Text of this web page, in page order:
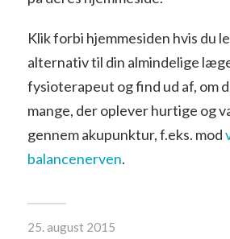
Klik forbi hjemmesiden hvis du
alternativ til din almindelige
fysioterapeut og find ud af, om
mange, der oplever hurtige og
gennem akupunktur, f.eks. mod
balancenerven.
25. august 2015